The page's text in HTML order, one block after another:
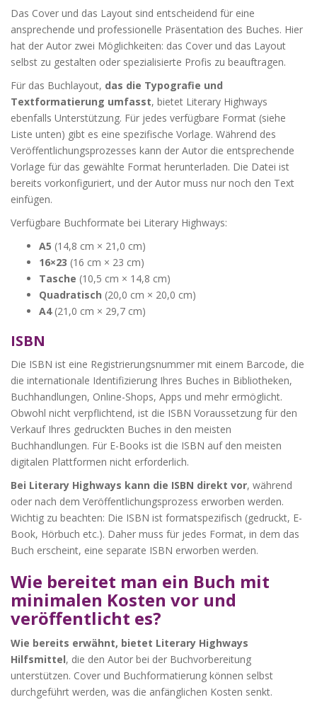
Das Cover und das Layout sind entscheidend für eine
ansprechende und professionelle Präsentation des Buches. Hier
hat der Autor zwei Möglichkeiten: das Cover und das Layout
selbst zu gestalten oder spezialisierte Profis zu beauftragen.
Für das Buchlayout, das die Typografie und
Textformatierung umfasst, bietet Literary Highways
ebenfalls Unterstützung. Für jedes verfügbare Format (siehe
Liste unten) gibt es eine spezifische Vorlage. Während des
Veröffentlichungsprozesses kann der Autor die entsprechende
Vorlage für das gewählte Format herunterladen. Die Datei ist
bereits vorkonfiguriert, und der Autor muss nur noch den Text
einfügen.
Verfügbare Buchformate bei Literary Highways:
A5 (14,8 cm × 21,0 cm)
16×23 (16 cm × 23 cm)
Tasche (10,5 cm × 14,8 cm)
Quadratisch (20,0 cm × 20,0 cm)
A4 (21,0 cm × 29,7 cm)
ISBN
Die ISBN ist eine Registrierungsnummer mit einem Barcode, die
die internationale Identifizierung Ihres Buches in Bibliotheken,
Buchhandlungen, Online-Shops, Apps und mehr ermöglicht.
Obwohl nicht verpflichtend, ist die ISBN Voraussetzung für den
Verkauf Ihres gedruckten Buches in den meisten
Buchhandlungen. Für E-Books ist die ISBN auf den meisten
digitalen Plattformen nicht erforderlich.
Bei Literary Highways kann die ISBN direkt vor, während
oder nach dem Veröffentlichungsprozess erworben werden.
Wichtig zu beachten: Die ISBN ist formatspezifisch (gedruckt, E-
Book, Hörbuch etc.). Daher muss für jedes Format, in dem das
Buch erscheint, eine separate ISBN erworben werden.
Wie bereitet man ein Buch mit
minimalen Kosten vor und
veröffentlicht es?
Wie bereits erwähnt, bietet Literary Highways
Hilfsmittel, die den Autor bei der Buchvorbereitung
unterstützen. Cover und Buchformatierung können selbst
durchgeführt werden, was die anfänglichen Kosten senkt.